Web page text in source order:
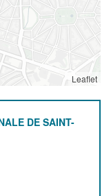
Leaflet
DE SAINT-